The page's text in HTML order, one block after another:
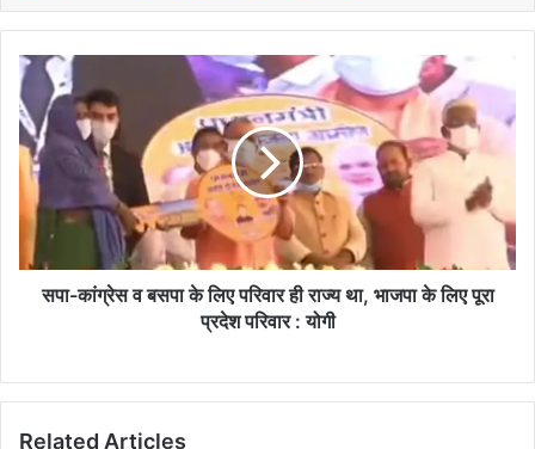
सपा-
कांग्रेस
व
बसपा
के
लिए
परिवार
राज्य
परिवार
सपा-कांग्रेस व बसपा के लिए परिवार ही राज्य था, भाजपा के लिए पूरा
प्रदेश परिवार : योगी
Related Articles